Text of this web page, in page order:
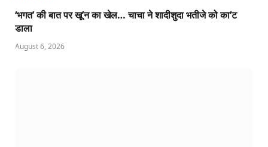
‘भगत’ की बात पर खू’न का खेल… चाचा ने शादीशुदा भतीजे को का’ट
डाला
August 6, 2026